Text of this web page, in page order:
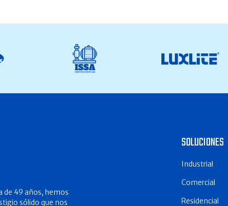
de 49 años, hemos
sólido que nos
SOLUCIONES
Industrial
Comercial
Residencial